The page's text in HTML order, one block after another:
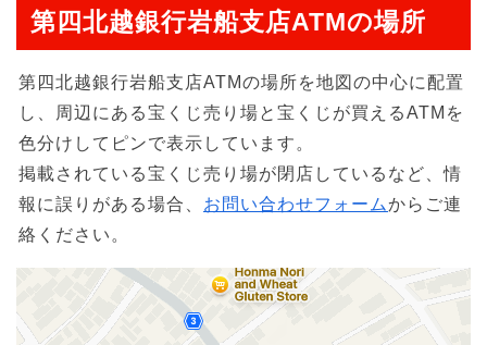
第四北越銀行岩船支店ATMの場所
第四北越銀行岩船支店ATMの場所を地図の中心に配置
し、周辺にある宝くじ売り場と宝くじが買えるATMを
色分けしてピンで表示しています。
掲載されている宝くじ売り場が閉店しているなど、情
報に誤りがある場合、 お問い合わせフォームからご連
絡ください。